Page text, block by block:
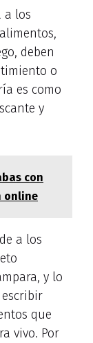
a los
deben
o
es como
y
con
online
a los
y lo
escribir
que
vivo. Por